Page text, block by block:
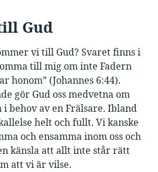
Gud
vi till Gud? Svaret finns i
till mig om inte Fadern
honom” (Johannes 6:44).
gör Gud oss medvetna om
behov av en Frälsare. Ibland
helt och fullt. Vi kanske
och ensamma inom oss och
känsla att allt inte står rätt
att vi är vilse.